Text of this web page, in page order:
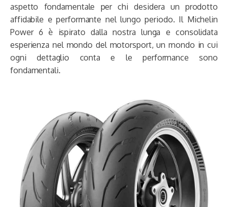
aspetto fondamentale per chi desidera un prodotto
affidabile e performante nel lungo periodo. Il Michelin
Power 6 è ispirato dalla nostra lunga e consolidata
esperienza nel mondo del motorsport, un mondo in cui
ogni dettaglio conta e le performance sono
fondamentali.